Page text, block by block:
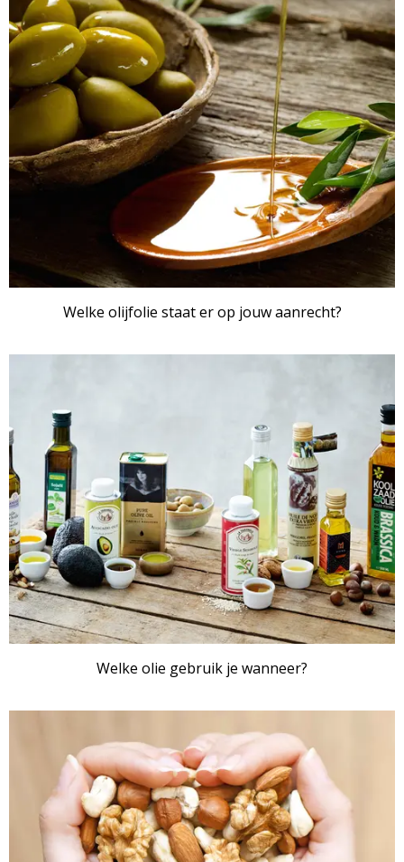
Welke olijfolie staat er op jouw aanrecht?
Welke olie gebruik je wanneer?